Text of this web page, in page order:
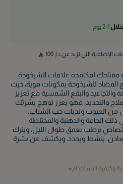
1-2 يوم
الإضافية التي تزيد عن د.إ.100
مفتاحك لمكافحة علامات الشيخوخة
المضاد للشيخوخة بمكونات قوية، حيث
والبقع الشمسية مع تعزيز
والتجديد، فهو يعزز توهج بشرتك
من العيوب وندبات حب الشباب.
ذلك الجافة والدهنية والمختلطة
يرطب بعمق طوال الليل، ويترك
ينشط ويجدد، ويكشف عن بشرة
وكيفية الاستخدام